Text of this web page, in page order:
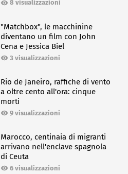
8 visualizzazioni
"Matchbox", le macchinine
diventano un film con John
Cena e Jessica Biel
3 visualizzazioni
Rio de Janeiro, raffiche di vento
a oltre cento all'ora: cinque
morti
9 visualizzazioni
Marocco, centinaia di migranti
arrivano nell'enclave spagnola
di Ceuta
6 visualizzazioni